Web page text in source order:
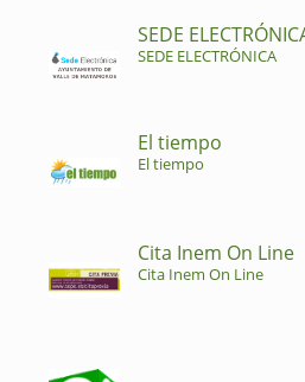
SEDE
SEDE ELECTRÓNICA
El tiempo
El tiempo
Cita Inem On Line
Cita Inem On Line